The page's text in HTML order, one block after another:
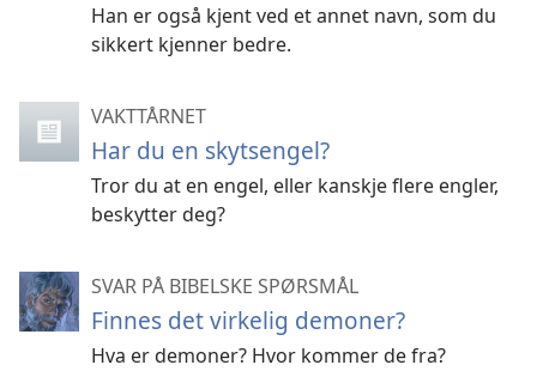
Han er også kjent ved et annet navn, som du
sikkert kjenner bedre.
VAKTTÅRNET
Har du en skytsengel?
Tror du at en engel, eller kanskje flere engler,
beskytter deg?
SVAR PÅ BIBELSKE SPØRSMÅL
Finnes det virkelig demoner?
Hva er demoner? Hvor kommer de fra?